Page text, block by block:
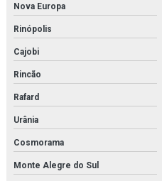
Nova Europa
Rinópolis
Cajobi
Rincão
Rafard
Urânia
Cosmorama
Monte Alegre do Sul